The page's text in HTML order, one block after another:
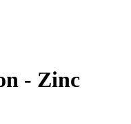
- Zinc